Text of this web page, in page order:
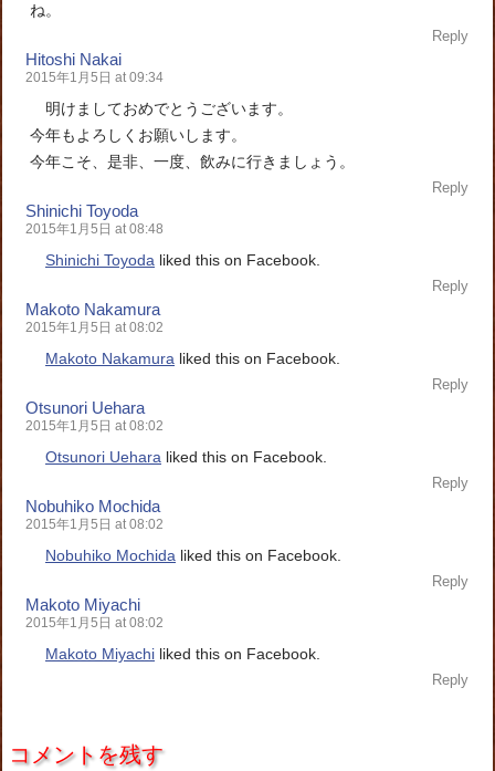
ね。
Reply
Hitoshi Nakai
2015年1月5日 at 09:34
明けましておめでとうございます。
今年もよろしくお願いします。
今年こそ、是非、一度、飲みに行きましょう。
Reply
Shinichi Toyoda
2015年1月5日 at 08:48
Shinichi Toyoda liked this on Facebook.
Reply
Makoto Nakamura
2015年1月5日 at 08:02
Makoto Nakamura liked this on Facebook.
Reply
Otsunori Uehara
2015年1月5日 at 08:02
Otsunori Uehara liked this on Facebook.
Reply
Nobuhiko Mochida
2015年1月5日 at 08:02
Nobuhiko Mochida liked this on Facebook.
Reply
Makoto Miyachi
2015年1月5日 at 08:02
Makoto Miyachi liked this on Facebook.
Reply
コメントを残す